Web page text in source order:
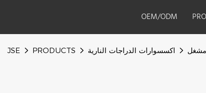
OEM/ODM
JSE PRODUCTS اكسسوارات الدراجات النارية